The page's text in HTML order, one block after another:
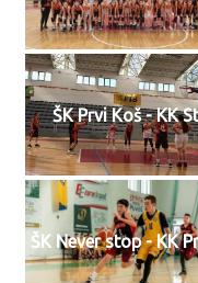
ŠK Prvi Koš - KK
ŠK Never stop - KK